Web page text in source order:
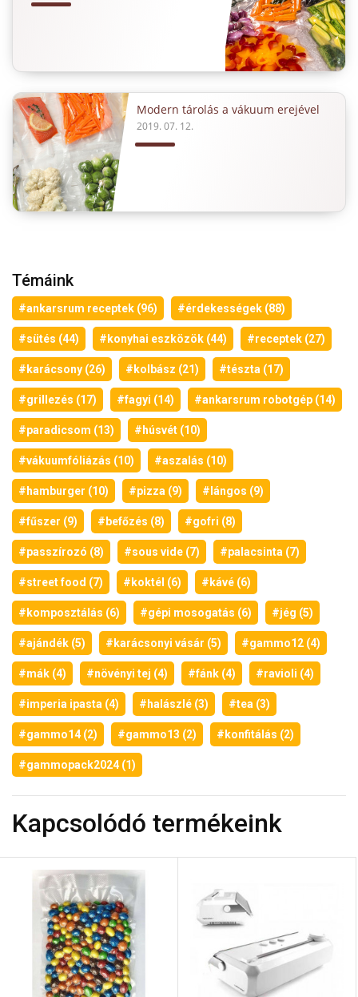
Modern tárolás a vákuum erejével
2019. 07. 12.
Témáink
#ankarsrum receptek (96) #érdekességek (88)
#sütés (44) #konyhai eszközök (44) #receptek (27)
#karácsony (26) #kolbász (21) #tészta (17)
#grillezés (17) #fagyi (14) #ankarsrum robotgép (14)
#paradicsom (13) #húsvét (10)
#vákuumfóliázás (10) #aszalás (10)
#hamburger (10) #pizza (9) #lángos (9)
#fűszer (9) #befőzés (8) #gofri (8)
#passzírozó (8) #sous vide (7) #palacsinta (7)
#street food (7) #koktél (6) #kávé (6)
#komposztálás (6) #gépi mosogatás (6) #jég (5)
#ajándék (5) #karácsonyi vásár (5) #gammo12 (4)
#mák (4) #növényi tej (4) #fánk (4) #ravioli (4)
#imperia ipasta (4) #halászlé (3) #tea (3)
#gammo14 (2) #gammo13 (2) #konfitálás (2)
#gammopack2024 (1)
Kapcsolódó termékeink